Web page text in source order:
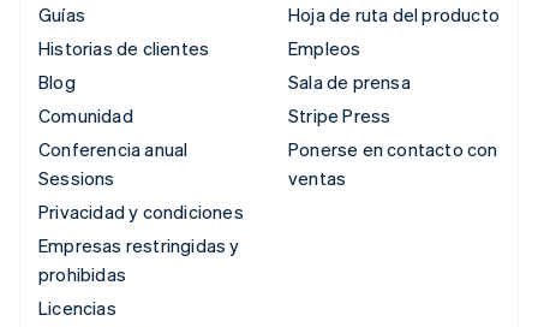
Guías
Historias de clientes
Blog
Comunidad
Conferencia anual
Sessions
Privacidad y condiciones
Empresas restringidas y
prohibidas
Licencias
Hoja de ruta del producto
Empleos
Sala de prensa
Stripe Press
Ponerse en contacto con
ventas